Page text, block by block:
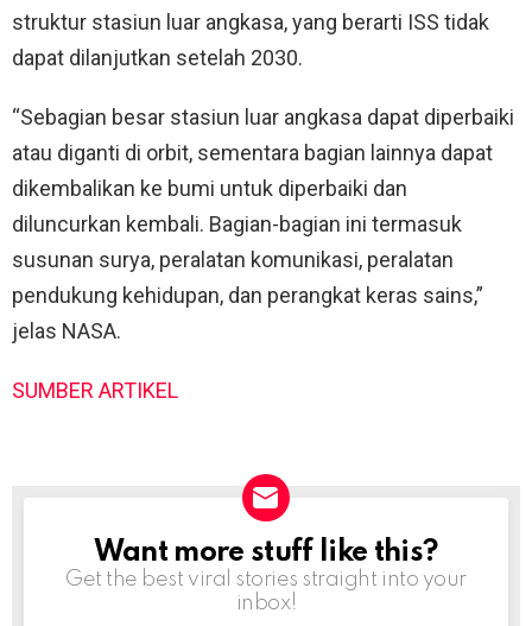
struktur stasiun luar angkasa, yang berarti ISS tidak
dapat dilanjutkan setelah 2030.
“Sebagian besar stasiun luar angkasa dapat diperbaiki
atau diganti di orbit, sementara bagian lainnya dapat
dikembalikan ke bumi untuk diperbaiki dan
diluncurkan kembali. Bagian-bagian ini termasuk
susunan surya, peralatan komunikasi, peralatan
pendukung kehidupan, dan perangkat keras sains,”
jelas NASA.
SUMBER ARTIKEL
NEWSLETTER
Want more stuff like this?
Get the best viral stories straight into your
inbox!